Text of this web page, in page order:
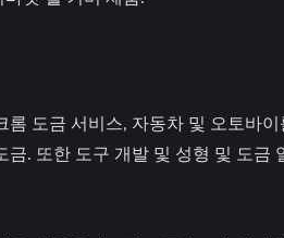
롬 도금 서비스, 자동차 및 오토바
금. 또한 도구 개발 및 성형 및 도금